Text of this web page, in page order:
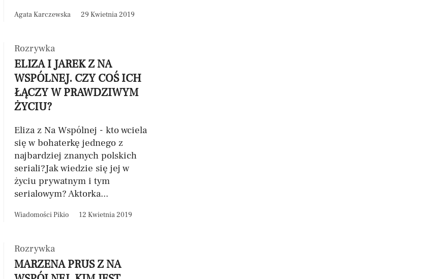
Agata Karczewska 29 Kwietnia 2019
Rozrywka
ELIZA I JAREK Z NA
WSPÓLNEJ. CZY COŚ ICH
ŁĄCZY W PRAWDZIWYM
ŻYCIU?
Eliza z Na Wspólnej - kto wciela
się w bohaterkę jednego z
najbardziej znanych polskich
seriali?Jak wiedzie się jej w
życiu prywatnym i tym
serialowym? Aktorka...
Wiadomości Pikio 12 Kwietnia 2019
Rozrywka
MARZENA PRUS Z NA